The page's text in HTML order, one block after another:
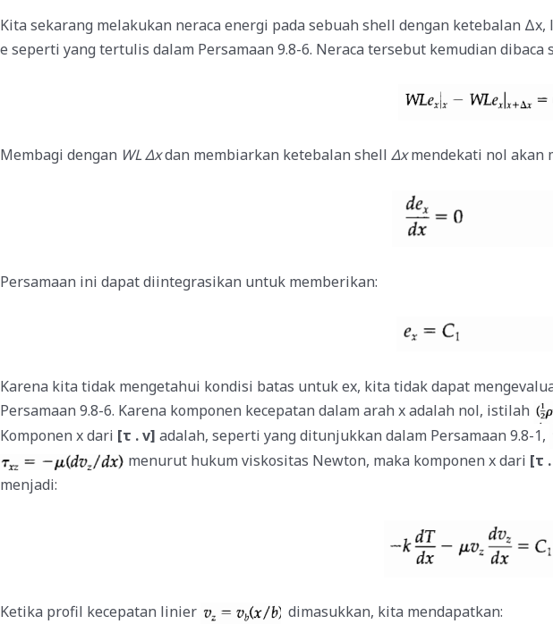
Kita sekarang melakukan neraca energi pada sebuah shell dengan ketebalan
e seperti yang tertulis dalam Persamaan 9.8-6. Neraca tersebut kemudian dibaca
Membagi dengan WL Δxdan membiarkan ketebalan shell Δxmendekati nol akan
Persamaan ini dapat diintegrasikan untuk memberikan:
Karena kita tidak mengetahui kondisi batas untuk ex, kita tidak dapat
Persamaan 9.8-6. Karena komponen kecepatan dalam arah x adalah nol, istilah
Komponen x dari [τ . v] adalah, seperti yang ditunjukkan dalam Persamaan 9.8-1,
menurut hukum viskositas Newton, maka komponen x dari [τ
menjadi:
Ketika profil kecepatan linier dimasukkan, kita mendapatkan: